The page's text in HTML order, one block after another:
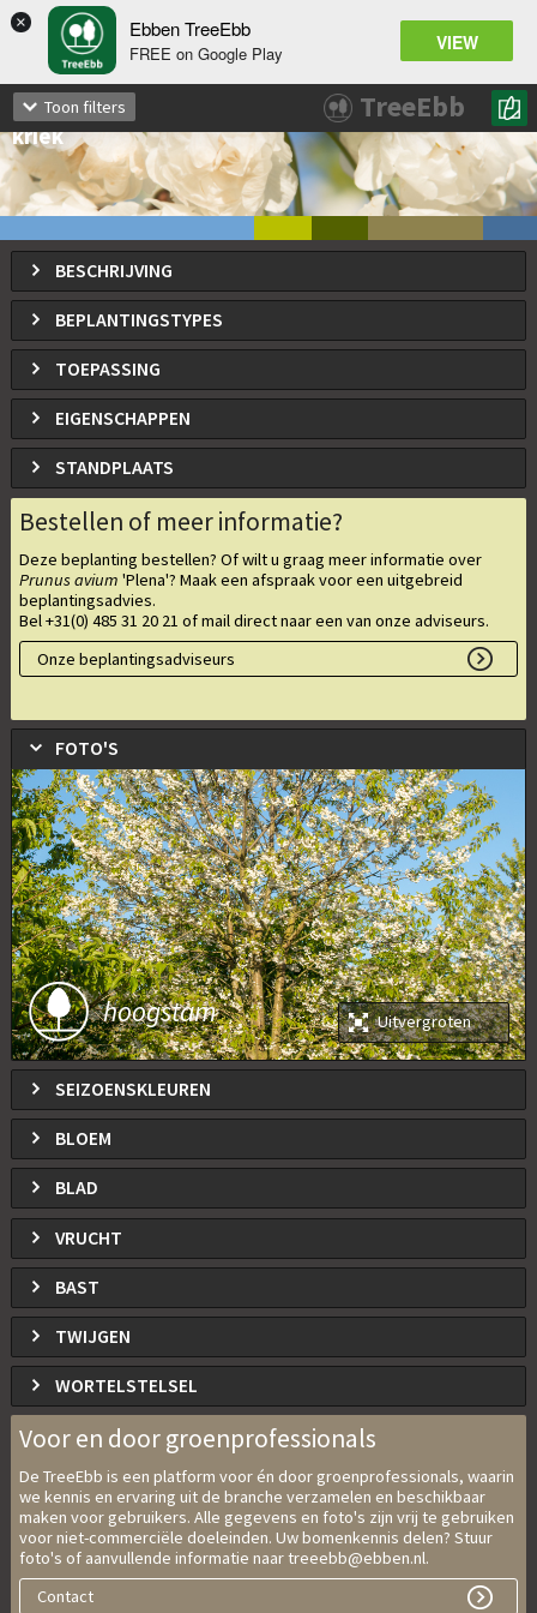
× Ebben TreeEbb
FREE on Google Play VIEW
Prunus avium'Plena'
Gevuldbloemige zoete kers, Gevuldbloemige
kriek
BESCHRIJVING
BEPLANTINGSTYPES
TOEPASSING
EIGENSCHAPPEN
STANDPLAATS
Bestellen of meer informatie?
Deze beplanting bestellen? Of wilt u graag meer informatie over
Prunus avium 'Plena'? Maak een afspraak voor een uitgebreid
beplantingsadvies.
Bel +31(0) 485 31 20 21 of mail direct naar een van onze adviseurs.
Onze beplantingsadviseurs
FOTO'S
Uitvergroten
hoogstam
SEIZOENSKLEUREN
BLOEM
BLAD
VRUCHT
BAST
TWIJGEN
WORTELSTELSEL
Voor en door groenprofessionals
De TreeEbb is een platform voor én door groenprofessionals, waarin
we kennis en ervaring uit de branche verzamelen en beschikbaar
maken voor gebruikers. Alle gegevens en foto's zijn vrij te gebruiken
voor niet-commerciële doeleinden. Uw bomenkennis delen? Stuur
foto's of aanvullende informatie naar treeebb@ebben.nl.
Contact
Toon filters TreeEbb